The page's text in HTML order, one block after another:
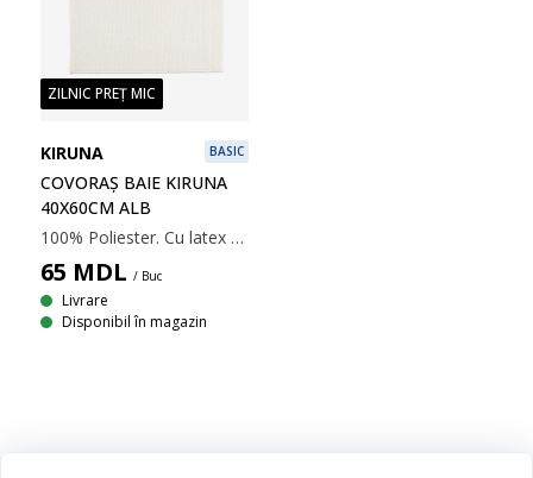
ZILNIC PREȚ MIC
KIRUNA BASIC
COVORAȘ BAIE KIRUNA
40X60CM ALB
100% Poliester. Cu latex antiderapant. 40x60 cm
65 MDL / Buc
Livrare
Disponibil în magazin